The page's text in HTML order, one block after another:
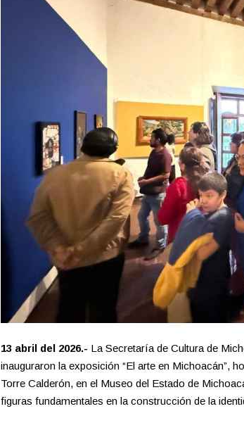
13 abril del 2026.- La Secretaría de Cultura de
inauguraron la exposición “El arte en Michoacán”,
Torre Calderón, en el Museo del Estado de
figuras fundamentales en la construcción de la